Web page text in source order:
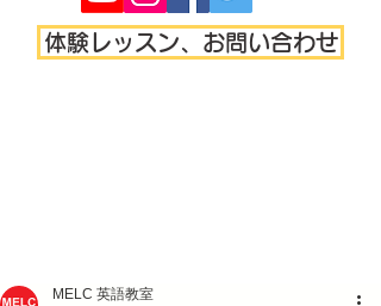
体験レッスン、お問い合わせ
MELC 英語教室